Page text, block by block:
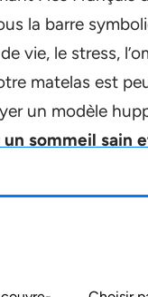
la barre
vie, le stress,
matelas est
un modèle
un sommeil sain